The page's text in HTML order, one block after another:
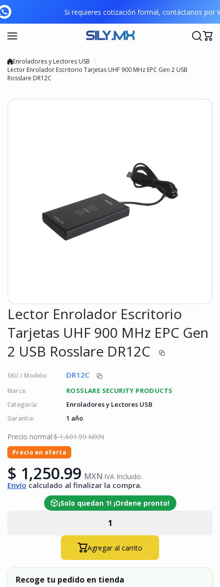
Saltar al contenido
Si requieres cotización formal, contáctanos
Enroladores y Lectores USB
Lector Enrolador Escritorio Tarjetas UHF 900 MHz EPC Gen 2 USB
Rosslare DR12C
Lector Enrolador Escritorio
Tarjetas UHF 900 MHz EPC Gen
2 USB Rosslare DR12C
SKU / Modelo: DR12C
Marca: ROSSLARE SECURITY PRODUCTS
Categoría: Enroladores y Lectores USB
Garantía: 1 año
Precio normal:$ 1,601.99 MXN
Precio en oferta
$ 1,250.99 MXN IVA Incluido.
Envío calculado al finalizar la compra.
¡Solo quedan 1! ¡Ordene pronto!
Agregar al carrito
Recoge tu pedido en tienda